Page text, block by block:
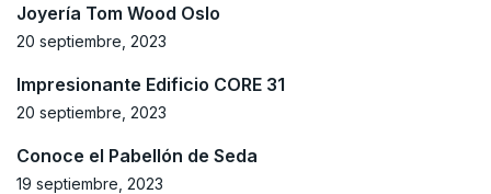
Joyería Tom Wood Oslo
20 septiembre, 2023
Impresionante Edificio CORE 31
20 septiembre, 2023
Conoce el Pabellón de Seda
19 septiembre, 2023